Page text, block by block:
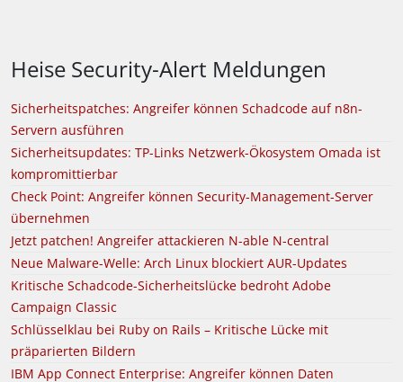
Heise Security-Alert Meldungen
Sicherheitspatches: Angreifer können Schadcode auf n8n-
Servern ausführen
Sicherheitsupdates: TP-Links Netzwerk-Ökosystem Omada ist
kompromittierbar
Check Point: Angreifer können Security-Management-Server
übernehmen
Jetzt patchen! Angreifer attackieren N-able N-central
Neue Malware-Welle: Arch Linux blockiert AUR-Updates
Kritische Schadcode-Sicherheitslücke bedroht Adobe
Campaign Classic
Schlüsselklau bei Ruby on Rails – Kritische Lücke mit
präparierten Bildern
IBM App Connect Enterprise: Angreifer können Daten